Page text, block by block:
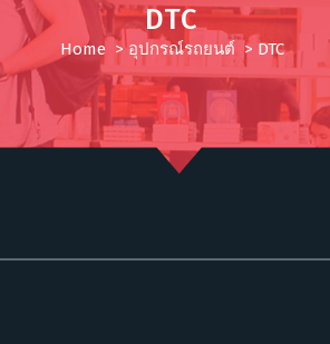
DTC
Home >อุปกรณ์รถยนต์ > DTC